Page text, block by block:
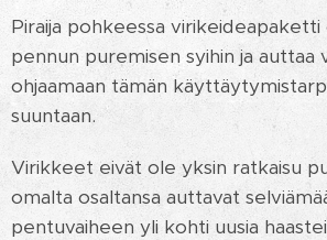
Piraija pohkeessa
pennun puremisen syihin ja auttaa
ohjaamaan tämän
suuntaan.
Virikkeet eivät ole yksin ratkaisu
omalta osaltansa auttavat
pentuvaiheen yli kohti uusia